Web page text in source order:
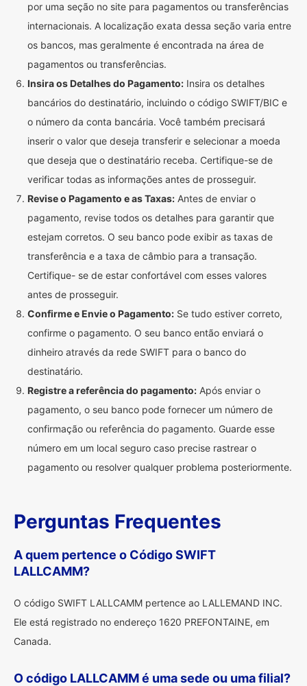
por uma seção no site para pagamentos ou transferências
internacionais. A localização exata dessa seção varia entre
os bancos, mas geralmente é encontrada na área de
pagamentos ou transferências.
Insira os Detalhes do Pagamento: Insira os detalhes
bancários do destinatário, incluindo o código SWIFT/BIC e
o número da conta bancária. Você também precisará
inserir o valor que deseja transferir e selecionar a moeda
que deseja que o destinatário receba. Certifique-se de
verificar todas as informações antes de prosseguir.
Revise o Pagamento e as Taxas: Antes de enviar o
pagamento, revise todos os detalhes para garantir que
estejam corretos. O seu banco pode exibir as taxas de
transferência e a taxa de câmbio para a transação.
Certifique- se de estar confortável com esses valores
antes de prosseguir.
Confirme e Envie o Pagamento: Se tudo estiver correto,
confirme o pagamento. O seu banco então enviará o
dinheiro através da rede SWIFT para o banco do
destinatário.
Registre a referência do pagamento: Após enviar o
pagamento, o seu banco pode fornecer um número de
confirmação ou referência do pagamento. Guarde esse
número em um local seguro caso precise rastrear o
pagamento ou resolver qualquer problema posteriormente.
Perguntas Frequentes
A quem pertence o Código SWIFT
LALLCAMM?
O código SWIFT LALLCAMM pertence ao LALLEMAND INC.
Ele está registrado no endereço 1620 PREFONTAINE, em
Canada.
O código LALLCAMM é uma sede ou uma filial?